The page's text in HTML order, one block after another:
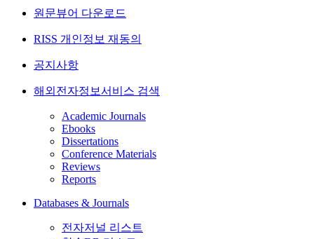
원문뷰어 다운로드
RISS 개인정보 재동의
공지사항
해외전자정보서비스 검색
Academic Journals
Ebooks
Dissertations
Conference Materials
Reviews
Reports
Databases & Journals
전자저널 리스트